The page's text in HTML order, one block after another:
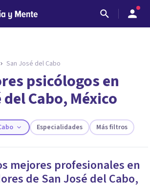
ayuda para encontrar el
breves preguntas y te ofreceremos
San José del Cabo
psicólogos en
Cabo, México
Especialidades Más filtros
mejores profesionales en
de San José del Cabo,